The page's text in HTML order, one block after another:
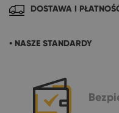
DOSTAWA I
• NASZE STANDARDY